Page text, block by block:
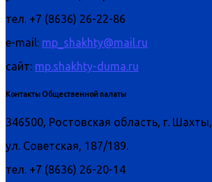
тел. +7 (8636) 26-22-86
e-mail: mp_shakhty@mail.ru
сайт: mp.shakhty-duma.ru
Контакты Общественной палаты
346500, Ростовская область, г. Шахты,
ул. Советская, 187/189.
тел. +7 (8636) 26-20-14